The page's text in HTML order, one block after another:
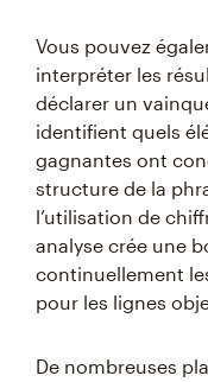
Vous pouvez
interpréter les
déclarer un
identifient quels
gagnantes ont
structure de la
l’utilisation de
analyse crée une
continuellement
pour les lignes
De nombreuses